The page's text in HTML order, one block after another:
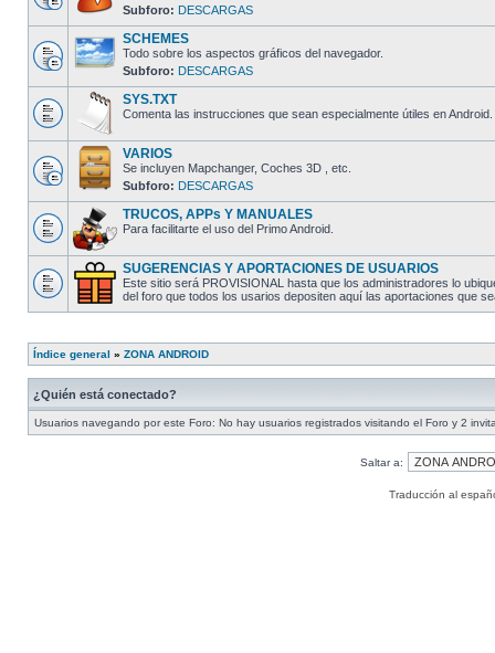
Subforo: DESCARGAS
SCHEMES
Todo sobre los aspectos gráficos del navegador.
Subforo: DESCARGAS
SYS.TXT
Comenta las instrucciones que sean especialmente útiles en Android.
VARIOS
Se incluyen Mapchanger, Coches 3D , etc.
Subforo: DESCARGAS
TRUCOS, APPs Y MANUALES
Para facilitarte el uso del Primo Android.
SUGERENCIAS Y APORTACIONES DE USUARIOS
Este sitio será PROVISIONAL hasta que los administradores lo
del foro que todos los usarios depositen aquí las aportaciones que
Índice general » ZONA ANDROID
¿Quién está conectado?
Usuarios navegando por este Foro: No hay usuarios registrados visitando el Foro y 2
Saltar a:
Traducción al